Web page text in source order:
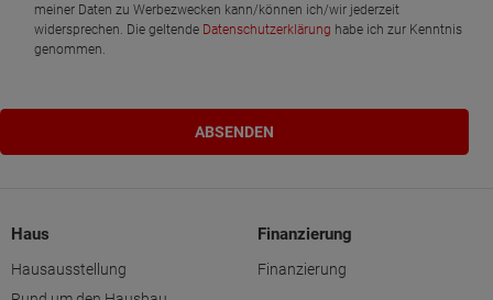
meiner Daten zu Werbezwecken kann/können ich/wir jederzeit
widersprechen. Die geltende Datenschutzerklärung habe ich zur Kenntnis
genommen.
Haus
Hausausstellung
Finanzierung
Finanzierung